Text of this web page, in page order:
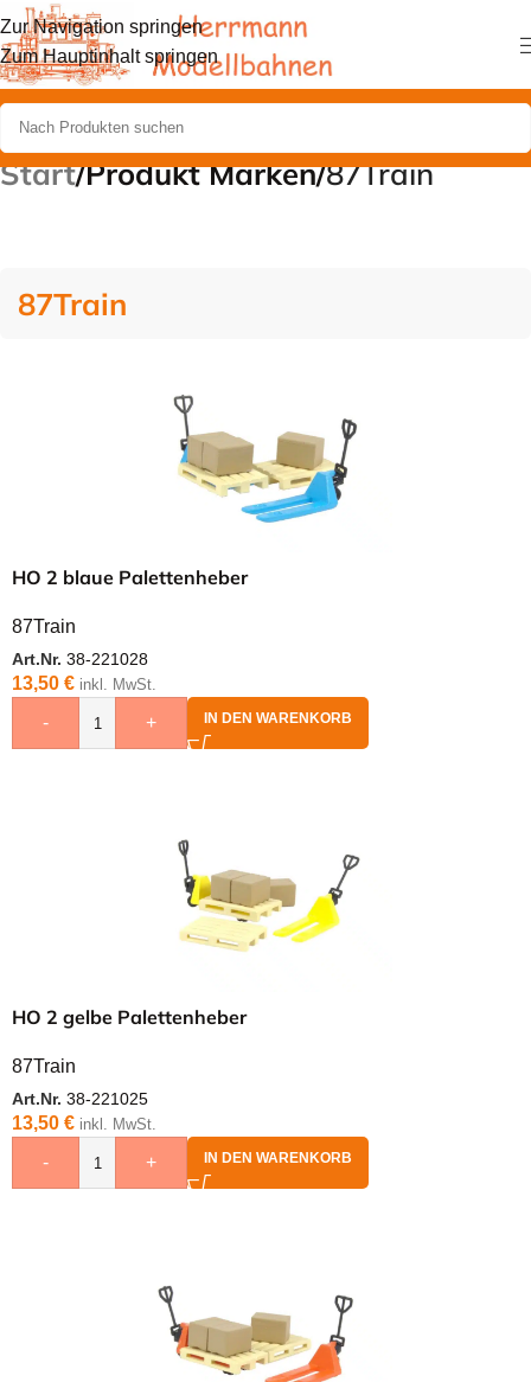
Zur Navigation springen
Zum Hauptinhalt springen
Start/Produkt Marken/87Train
87Train
HO 2 blaue Palettenheber
87Train
Art.Nr. 38-221028
13,50 € inkl. MwSt.
- + IN DEN WARENKORB
HO 2 gelbe Palettenheber
87Train
Art.Nr. 38-221025
13,50 € inkl. MwSt.
- + IN DEN WARENKORB